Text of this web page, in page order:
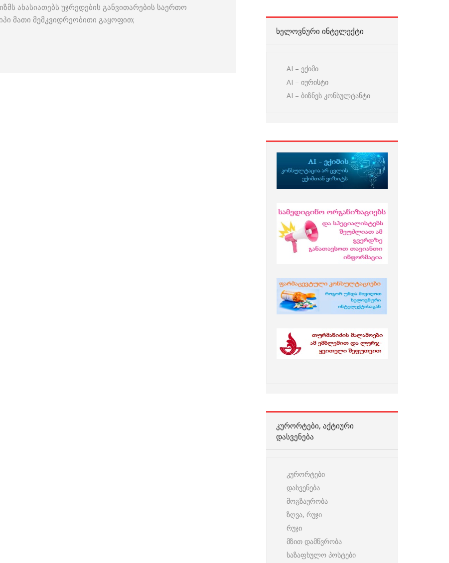
ახასიათებს უჯრედების განვითარების საერთო
მათი მემკვიდრეობითი გაყოფით;
ᲮᲔᲚᲝᲕᲜᲣᲠᲘ ᲘᲜᲢᲔᲚᲔᲥᲢᲘ
AI – ექიმი
AI – იურისტი
AI – ბიზნეს კონსულტანტი
ᲙᲣᲠᲝᲠᲢᲔᲑᲘ, ᲐᲥᲢᲘᲣᲠᲘ
ᲓᲐᲡᲕᲔᲜᲔᲑᲐ
კურორტები
დასვენება
მოგზაურობა
ზღვა, რუჯი
რუჯი
მზით დამწვრობა
საზაფხულო პოსტები